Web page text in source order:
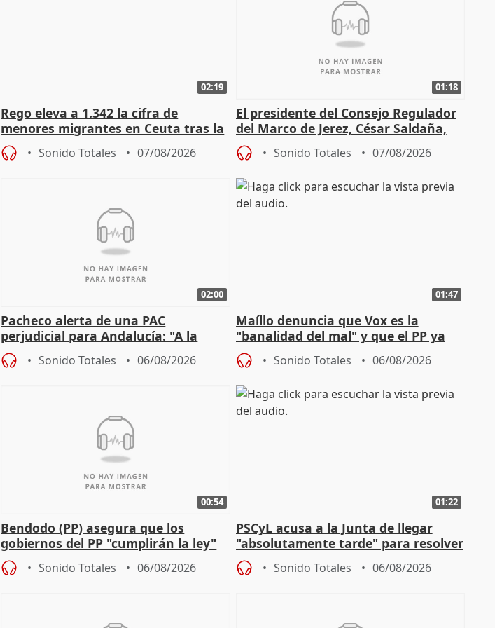
02:19
Rego eleva a 1.342 la cifra de
menores migrantes en Ceuta tras la
entrada masiva
Sonido Totales 07/08/2026
01:18
El presidente del Consejo Regulador
del Marco de Jerez, César Saldaña,
sobre exportaciones
Sonido Totales 07/08/2026
02:00
Pacheco alerta de una PAC
perjudicial para Andalucía: "A la
agricultura hay que protegerla"
Sonido Totales 06/08/2026
01:47
Maíllo denuncia que Vox es la
"banalidad del mal" y que el PP ya
asume todas sus tesis
Sonido Totales 06/08/2026
00:54
Bendodo (PP) asegura que los
gobiernos del PP "cumplirán la ley"
sobre los menores migrantes
Sonido Totales 06/08/2026
01:22
PSCyL acusa a la Junta de llegar
"absolutamente tarde" para resolver
problemas como Newcastle
Sonido Totales 06/08/2026